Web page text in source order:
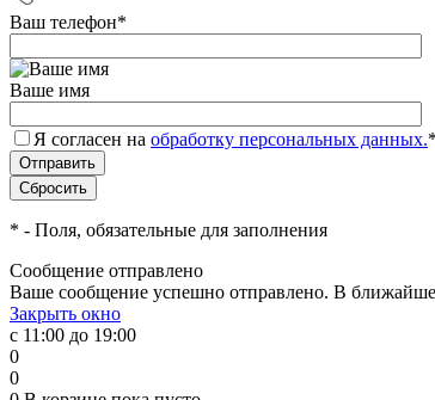
Ваш телефон*
Ваше имя
Я согласен на обработку персональных данных.*
* - Поля, обязательные для заполнения
Сообщение отправлено
Ваше сообщение успешно отправлено. В
Закрыть окно
с 11:00 до 19:00
0
0